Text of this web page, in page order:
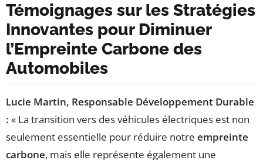
Témoignages sur les Stratégies
Innovantes pour Diminuer
l’Empreinte Carbone des
Automobiles
Lucie Martin, Responsable Développement Durable
: « La transition vers des véhicules électriques est non
seulement essentielle pour réduire notre empreinte
carbone, mais elle représente également une